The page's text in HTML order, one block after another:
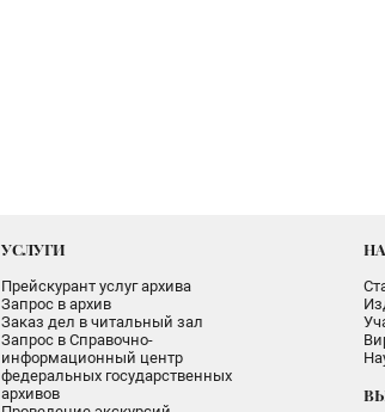
УСЛУГИ
Прейскурант услуг архива
Запрос в архив
Заказ дел в читальный зал
Запрос в Справочно-
информационный центр
федеральных государственных
архивов